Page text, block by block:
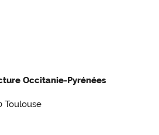
Occitanie-Pyrénées
Toulouse